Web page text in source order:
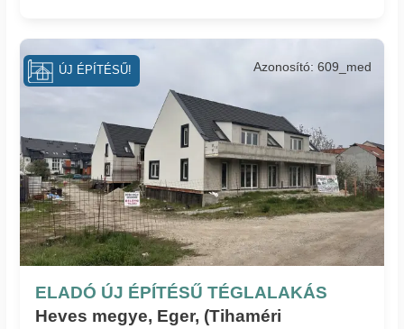
ELADÓ ÚJ ÉPÍTÉSŰ TÉGLALAKÁS
Heves megye, Eger, (Tihaméri
Azonosító: 609_med
ÚJ ÉPÍTÉSŰ!